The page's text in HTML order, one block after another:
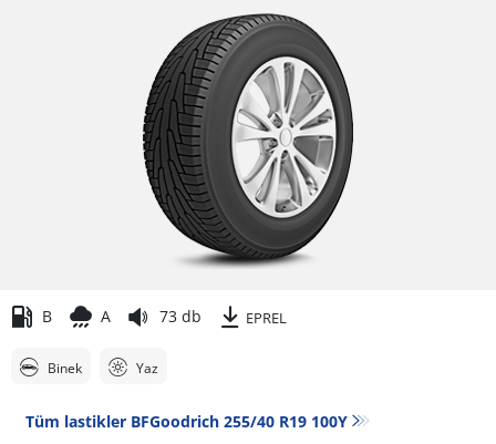
B A 73 db EPREL
Binek Yaz
Tüm lastikler BFGoodrich 255/40 R19 100Y